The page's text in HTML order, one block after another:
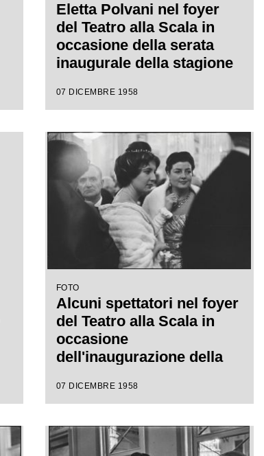
Eletta Polvani nel foyer
del Teatro alla Scala in
occasione della serata
inaugurale della stagione
l'opera "Turandot", di
da Antonino Votto con la
regia di Margherita
Wallmann
07 DICEMBRE 1958
FOTO
Alcuni spettatori nel foyer
del Teatro alla Scala in
occasione
dell'inaugurazione della
con l'opera "Turandot", di
da Antonino Votto, con la
regia di Margherita
07 DICEMBRE 1958